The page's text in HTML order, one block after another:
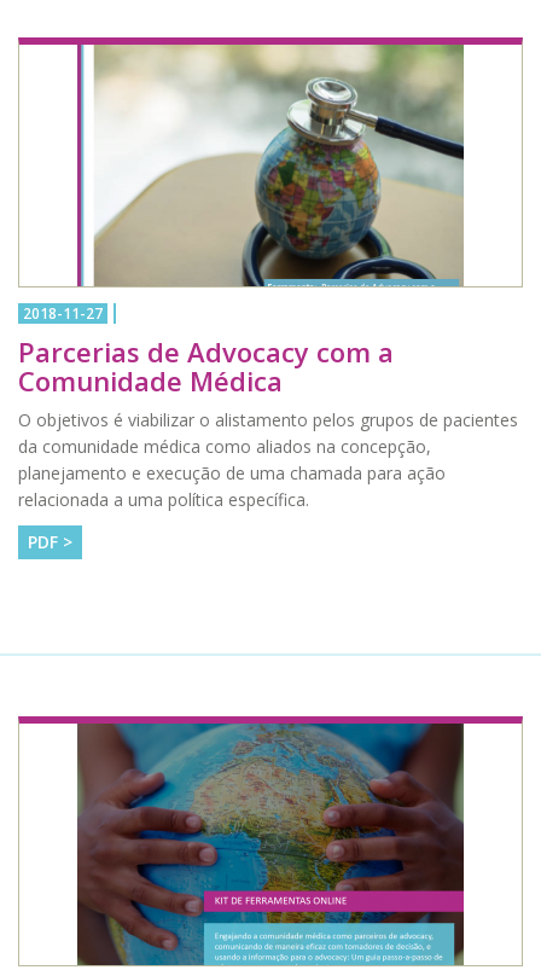
2018-11-27
Parcerias de Advocacy com a
Comunidade Médica
O objetivos é viabilizar o alistamento pelos grupos de pacientes
da comunidade médica como aliados na concepção,
planejamento e execução de uma chamada para ação
relacionada a uma política específica.
PDF >